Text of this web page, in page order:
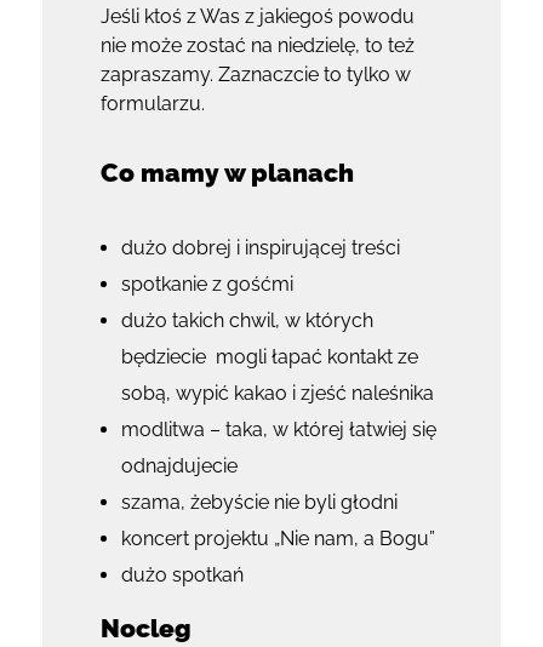
Jeśli ktoś z Was z jakiegoś powodu
nie może zostać na niedzielę, to też
zapraszamy. Zaznaczcie to tylko w
formularzu.
Co mamy w planach
dużo dobrej i inspirującej treści
spotkanie z gośćmi
dużo takich chwil, w których
będziecie mogli łapać kontakt ze
sobą, wypić kakao i zjeść naleśnika
modlitwa – taka, w której łatwiej się
odnajdujecie
szama, żebyście nie byli głodni
koncert projektu „Nie nam, a Bogu”
dużo spotkań
Nocleg